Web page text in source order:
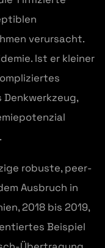
verursacht.
Ist er kleiner
robuste, peer-
Ausbruch in
2018 bis 2019,
Beispiel